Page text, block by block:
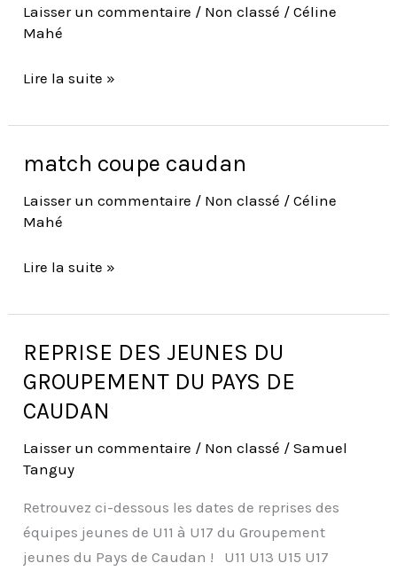
Laisser un commentaire / Non classé /Céline
Mahé
contre
Avenir
Lire la suite »
match coupe caudan
Laisser un commentaire / Non classé /Céline
Mahé
match
caudan
Lire la suite »
REPRISE DES JEUNES DU
GROUPEMENT DU PAYS DE
CAUDAN
Laisser un commentaire / Non classé /Samuel
Tanguy
Retrouvez ci-dessous les dates de reprises des
équipes jeunes de U11 à U17 du Groupement
jeunes du Pays de Caudan ! U11 U13 U15 U17
REPRISE
DES
DU
GROUPEMENT
DU
DE